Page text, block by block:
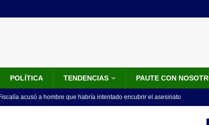
POLÍTICA TENDENCIAS PAUTE CON
acusó a hombre que habría intentado encubrir el asesinato